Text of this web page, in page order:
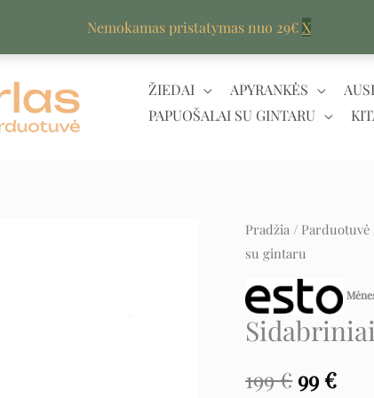
Nemokamas pristatymas nuo 29€X
ŽIEDAI
APYRANKĖS
PAPUOŠALAI SU GINTARU
Pradžia / Parduotuvė
su gintaru
199€
price
was:
99€
is:
produkto
kiekis:
Sidabriniai
auskarai
su